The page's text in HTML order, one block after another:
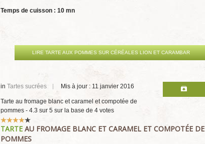
Temps de cuisson : 10 mn
LIRE TARTE AUX POMMES SUR CÉRÉALES LION ET CARAMBAR
inTartes sucrées Mis à jour : 11 janvier 2016
Tarte au fromage blanc et caramel et compotée de
pommes -4.3 sur5 sur la base de4 votes
Vote
utilisateur:4/5
TARTE AU FROMAGE BLANC ET CARAMEL ET COMPOTÉE DE
POMMES